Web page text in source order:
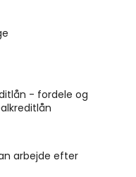
- fordele og
arbejde efter